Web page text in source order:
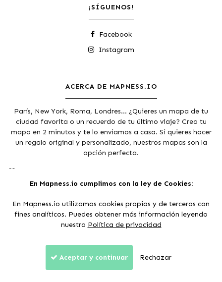
¡SÍGUENOS!
Facebook
Instagram
ACERCA DE MAPNESS.IO
París, New York, Roma, Londres... ¿Quieres un mapa de tu
ciudad favorita o un recuerdo de tu último viaje? Crea tu
mapa en 2 minutos y te lo enviamos a casa. Si quieres hacer
un regalo original y personalizado, nuestros mapas son la
opción perfecta.
yMapbox.
Pagos seguros:
Condiciones de venta Política de privacidad
© 2017 - 2026 Mapness.io. Todos los derechos reservados
En Mapness.io cumplimos con la ley de Cookies:
En Mapness.io utilizamos cookies propias y de terceros con
fines analíticos. Puedes obtener más información leyendo
nuestra Política de privacidad
Aceptar y continuar Rechazar